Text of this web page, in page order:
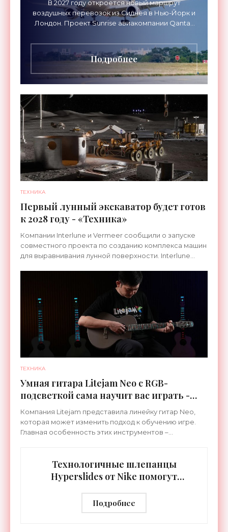
В 2027 году откроется новый маршрут
воздушных перевозок из Сиднея в Нью-Йорк и
Лондон. Проект Sunrise авиакомпании Qantas
длительностью до 24
Подробнее
ТЕХНИКА
Первый лунный экскаватор будет готов
к 2028 году - «Техника»
Компании Interlune и Vermeer сообщили о запуске
совместного проекта по созданию комплекса машин
для выравнивания лунной поверхности. Interlune
ТЕХНИКА
Умная гитара Litejam Neo с RGB-
подсветкой сама научит вас играть -
«Гаджеты»
Компания Litejam представила линейку гитар Neo,
которая может изменить подход к обучению игре.
Главная особенность этих инструментов –
Технологичные шлепанцы
Hyperslides от Nike помогут
тренировки - «Гаджеты»
Подробнее